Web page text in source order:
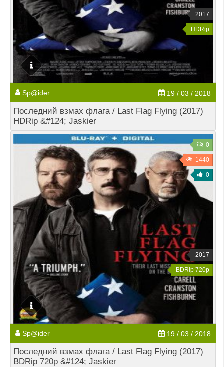
2017
HDRip
Sp@ider 19 / 03 / 2018
Последний взмах флага / Last Flag Flying (2017)
HDRip &#124; Jaskier
0
1440
0
2017
BDRip 720p
Sp@ider 19 / 03 / 2018
Последний взмах флага / Last Flag Flying (2017)
BDRip 720p &#124; Jaskier